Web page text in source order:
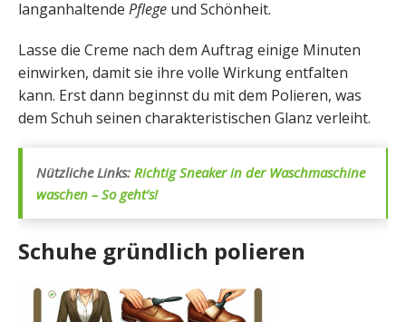
langanhaltende Pflege und Schönheit.
Lasse die Creme nach dem Auftrag einige Minuten
einwirken, damit sie ihre volle Wirkung entfalten
kann. Erst dann beginnst du mit dem Polieren, was
dem Schuh seinen charakteristischen Glanz verleiht.
Nützliche Links: Richtig Sneaker in der Waschmaschine
waschen – So geht’s!
Schuhe gründlich polieren